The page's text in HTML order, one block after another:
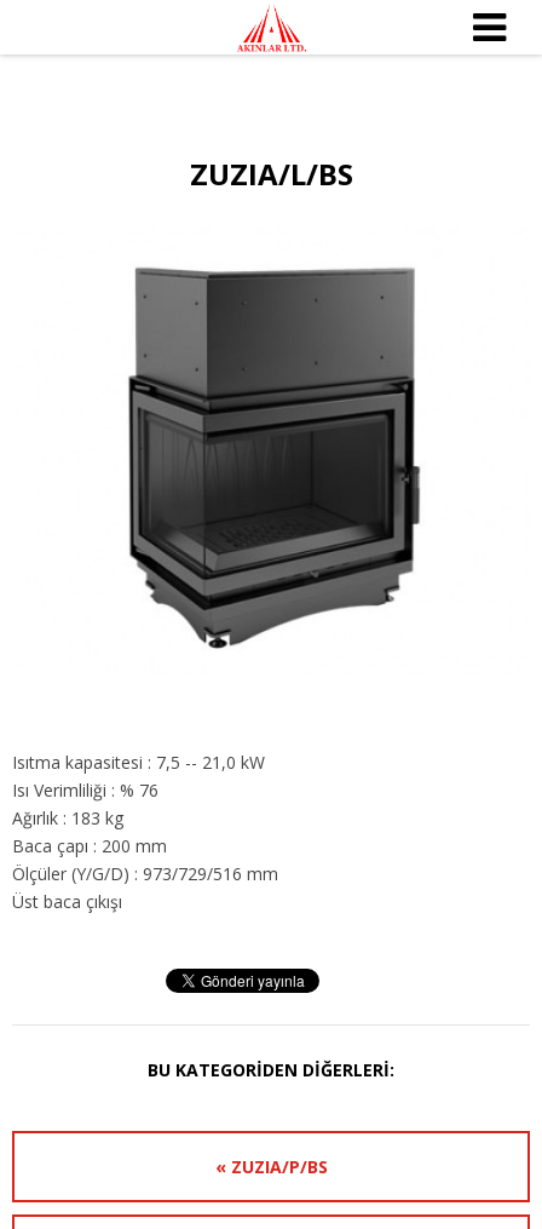
ZUZIA/L/BS
Isıtma kapasitesi : 7,5 -- 21,0 kW
Isı Verimliliği : % 76
Ağırlık : 183 kg
Baca çapı : 200 mm
Ölçüler (Y/G/D) : 973/729/516 mm
Üst baca çıkışı
BU KATEGORIDEN DIĞERLERI:
« ZUZIA/P/BS